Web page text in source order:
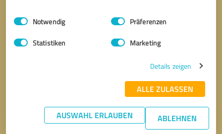
Impressum Datenschutzbestimmungen
Einwilligungsauswahl
Notwendig Präferenzen
Statistiken Marketing
Details zeigen
ALLE ZULASSEN
AUSWAHL ERLAUBEN ABLEHNEN
* Erforderliche Angaben
Nachricht senden